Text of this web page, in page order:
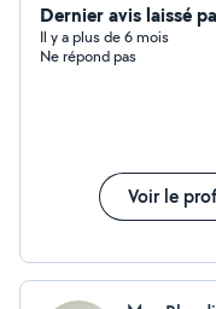
Dernier avis laissé
Il y a plus de 6 mois
Ne répond pas
Voir le